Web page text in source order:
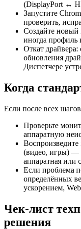
(DisplayPort ↔
Запустите
проверить,
Создайте новый
иногда профиль
Откат драйвера:
обновления
Диспетчере
Когда
Если после всех
Проверьте
аппаратную
(видео, игры) —
аппаратная или
Если проблема
определённых
ускорением,
Чек-лист
решения